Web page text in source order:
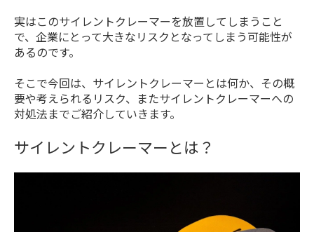
実はこのサイレントクレーマーを放置してしまうこと
で、企業にとって大きなリスクとなってしまう可能性が
あるのです。
そこで今回は、サイレントクレーマーとは何か、その概
要や考えられるリスク、またサイレントクレーマーへの
対処法までご紹介していきます。
サイレントクレーマーとは？